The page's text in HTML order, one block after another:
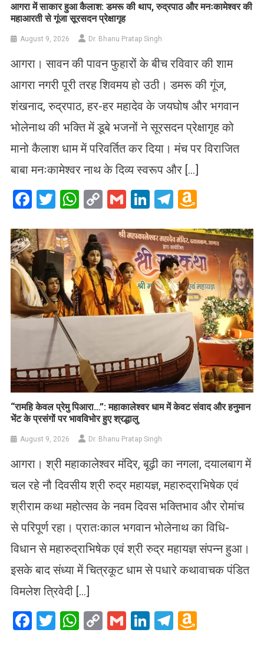
आगरा में साकार हुआ कैलाश: डमरू की थाप, रुद्रपाठ और मनःकामेश्वर की
महाआरती से गूंजा सूरसदन प्रेक्षागृह
August 9, 2026 Dr. Bhanu Pratap Singh
आगरा। सावन की पावन फुहारों के बीच रविवार की शाम
आगरा नगरी पूरी तरह शिवमय हो उठी। डमरू की गूंज,
शंखनाद, रुद्रपाठ, हर-हर महादेव के जयघोष और भगवान
भोलेनाथ की भक्ति में डूबे भजनों ने सूरसदन प्रेक्षागृह को
मानो कैलाश धाम में परिवर्तित कर दिया। मंच पर विराजित
बाबा मनःकामेश्वर नाथ के दिव्य स्वरूप और […]
Facebook
Twitter
WhatsApp
CopyGmailLinkedIn
Telegram
List
​“रामहि केवल प्रेमु पिआरा…”: महाकालेश्वर धाम में केवट संवाद और हनुमान
भेंट के प्रसंगों पर भावविभोर हुए श्रद्धालु
August 9, 2026 Dr. Bhanu Pratap Singh
आगरा। श्री महाकालेश्वर मंदिर, बूढ़ी का नगला, दयालबाग में
चल रहे नौ दिवसीय श्री रुद्र महायज्ञ, महारुद्राभिषेक एवं
श्रीराम कथा महोत्सव के नवम दिवस भक्तिभाव और रोमांच
से परिपूर्ण रहा। प्रातःकाल भगवान भोलेनाथ का विधि-
विधान से महारुद्राभिषेक एवं श्री रुद्र महायज्ञ संपन्न हुआ।
इसके बाद संध्या में चित्रकूट धाम से पधारे कथावाचक पंडित
विमलेश त्रिवेदी […]
Facebook
Twitter
WhatsApp
CopyGmailLinkedIn
Telegram